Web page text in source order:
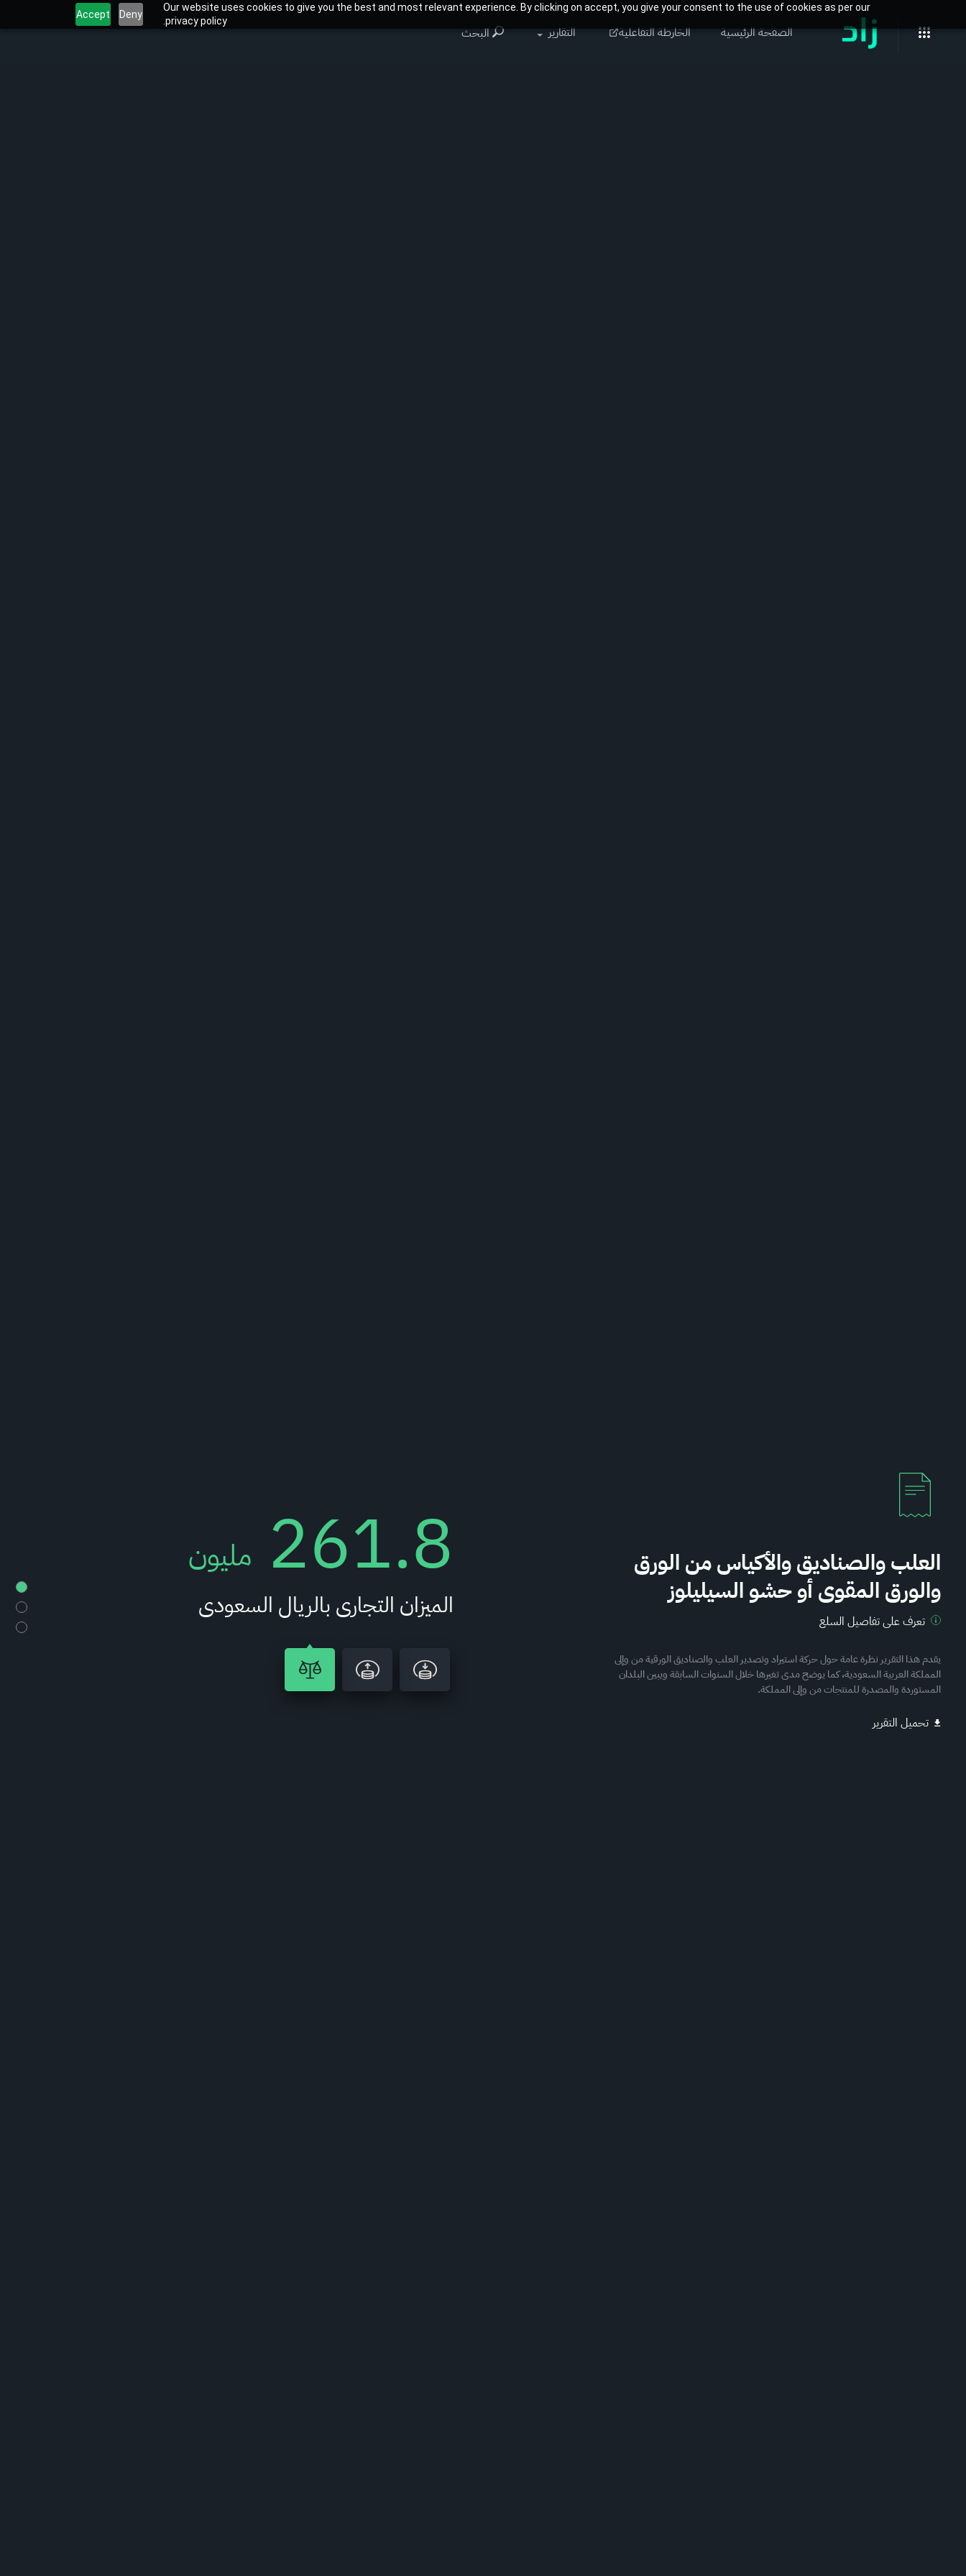
Our website uses cookies to give you the best and most relevant experience. By clicking on accept, you give your consent to the use of cookies as per our
privacy policy.
Deny
Accept
الصفحة الرئيسية الخارطة التفاعلية التقارير البحث
العلب والصناديق والأكياس من الورق
والورق المقوى أو حشو السيليلوز
تعرف على تفاصيل السلع
يقدم هذا التقرير نظرة عامة حول حركة استيراد وتصدير العلب والصناديق الورقية من وإلى
المملكة العربية السعودية، كما يوضح مدى تغيرها خلال السنوات السابقة ويبين البلدان
المستوردة والمصدرة للمنتجات من وإلى المملكة.
تحميل التقرير
السعودي
261.8 مليون
الميزان التجاري بالريال السعودي